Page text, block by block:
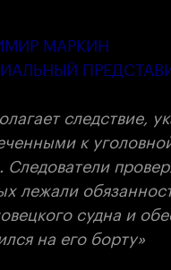
МАРКИН
следствие,
к
Следователи
лежали
судна и
на его борту»